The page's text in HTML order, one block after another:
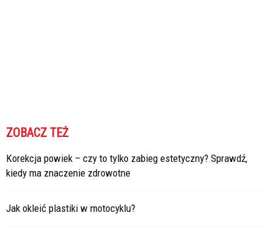
ZOBACZ TEŻ
Korekcja powiek – czy to tylko zabieg estetyczny? Sprawdź,
kiedy ma znaczenie zdrowotne
Jak okleić plastiki w motocyklu?